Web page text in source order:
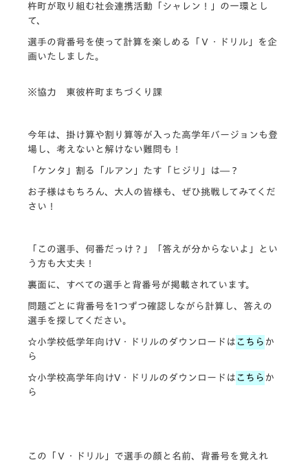
杵町が取り組む社会連携活動「シャレン！」の一環とし
て、
選手の背番号を使って計算を楽しめる「Ｖ・ドリル」を企
画いたしました。
※協力 東彼杵町まちづくり課
今年は、掛け算や割り算等が入った高学年バージョンも登
場し、考えないと解けない難問も！
「ケンタ」割る「ルアン」たす「ヒジリ」は―？
お子様はもちろん、大人の皆様も、ぜひ挑戦してみてくだ
さい！
「この選手、何番だっけ？」「答えが分からないよ」とい
う方も大丈夫！
裏面に、すべての選手と背番号が掲載されています。
問題ごとに背番号を1つずつ確認しながら計算し、答えの
選手を探してください。
☆小学校低学年向けV・ドリルのダウンロードは こちら か
ら
☆小学校高学年向けV・ドリルのダウンロードは こちら か
ら
この「Ｖ・ドリル」で選手の顔と名前、背番号を覚えれ